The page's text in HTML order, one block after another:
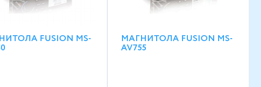
FUSION MS- МАГНИТОЛА FUSION MS-
AV755